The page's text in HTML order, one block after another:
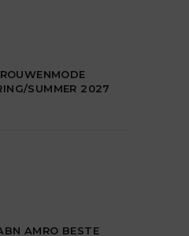
SUMMER 2027
AMRO BESTE